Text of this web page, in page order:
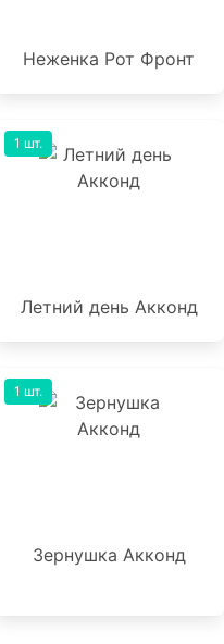
Неженка Рот Фронт
Летний день Акконд
1 шт.
Зернушка Акконд
1 шт.